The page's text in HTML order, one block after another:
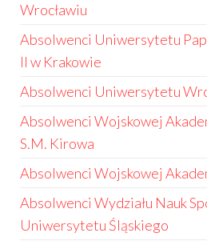
Wrocławiu
Absolwenci Uniwersytetu
II w Krakowie
Absolwenci Uniwersytetu
Absolwenci Wojskowej
S.M. Kirowa
Absolwenci Wojskowej
Absolwenci Wydziału Nauk
Uniwersytetu Śląskiego